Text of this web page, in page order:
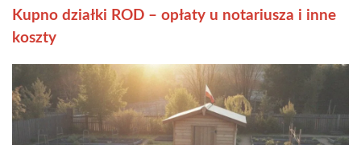
Kupno działki ROD – opłaty u notariusza i inne
koszty